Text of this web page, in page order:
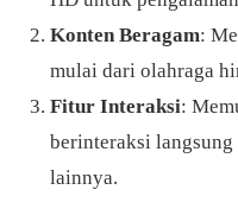
Konten Beragam:
mulai dari olahraga
Fitur Interaksi:
berinteraksi
lainnya.